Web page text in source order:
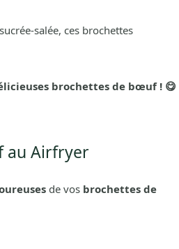
salée, ces brochettes
brochettes de bœuf ! 😋
au Airfryer
de vos brochettes de